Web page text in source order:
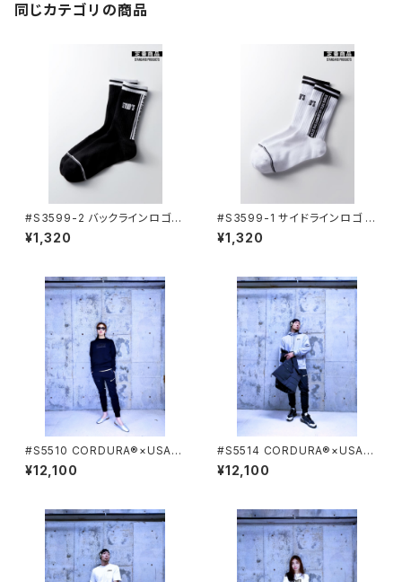
同じカテゴリの商品
#S3599-2 バックラインロゴ S
TUD'S ソックス STUD'S[スタ
ッズ]
¥1,320
#S3599-1 サイドラインロゴ S
TUD'S ソックス STUD'S[スタ
ッズ]
¥1,320
#S5510 CORDURA®×USAコ
ットン プルオーバーシャツ STU
D'S[スタッズ]
¥12,100
#S5514 CORDURA®×USAコ
ットン ジップアップパーカー ST
UD'S[スタッズ]
¥12,100